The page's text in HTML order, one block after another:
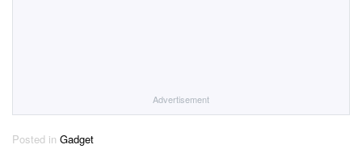
Advertisement
Posted in Gadget